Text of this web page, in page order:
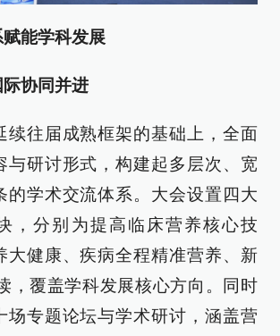
能学科发展
协同并进
续往届成熟框架的基础上，全面
与研讨形式，构建起多层次、宽
的学术交流体系。大会设置四大
，分别为提高临床营养核心技
大健康、疾病全程精准营养、新
，覆盖学科发展核心方向。同时
场专题论坛与学术研讨，涵盖营